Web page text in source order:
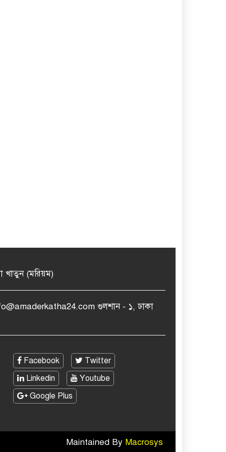
খাতুন (মরিয়ম)
গুলশান - ১, ঢাকা
Facebook
Twitter
Linkedin
Youtube
Google Plus
Maintained By Macrosys